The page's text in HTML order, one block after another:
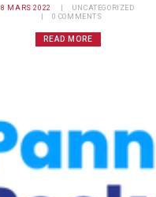
8 MARS 2022
UNCATEGORIZED
0 COMMENTS
READ MORE